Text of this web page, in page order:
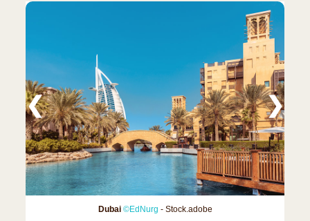
Dubai ©EdNurg - Stock.adobe
❮ ❯